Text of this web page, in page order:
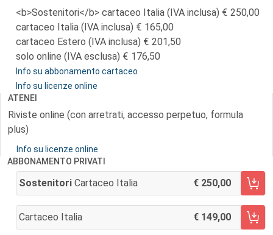
<b>Sostenitori</b> cartaceo Italia (IVA inclusa)
250,00
cartaceo Italia (IVA inclusa)
165,00
cartaceo Estero (IVA inclusa)
201,50
solo online (IVA esclusa)
176,50
Info su abbonamento cartaceo
Info su licenze online
ATENEI
Riviste online (con arretrati, accesso perpetuo, formula
plus)
Info su licenze online
ABBONAMENTO PRIVATI
Sostenitori Cartaceo Italia 250,00
AGGIUNGI AL CARRELLO
Cartaceo Italia 149,00
AGGIUNGI AL CARRELLO